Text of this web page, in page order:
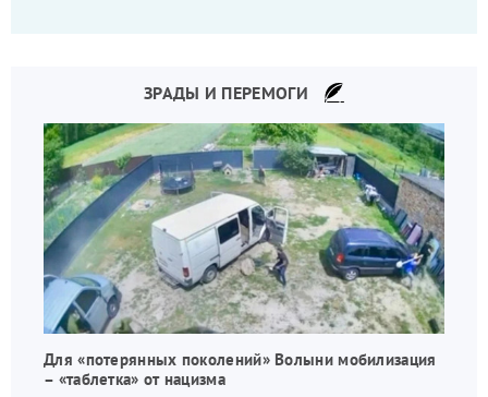
ЗРАДЫ И ПЕРЕМОГИ
Для «потерянных поколений» Волыни мобилизация
– «таблетка» от нацизма